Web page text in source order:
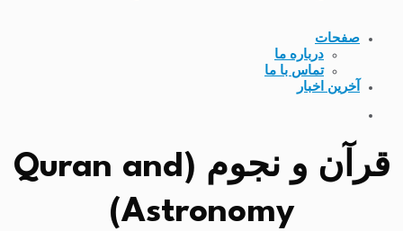
صفحات
درباره ما
تماس با ما
آخرین اخبار
قرآن و نجوم (Quran and
Astronomy)